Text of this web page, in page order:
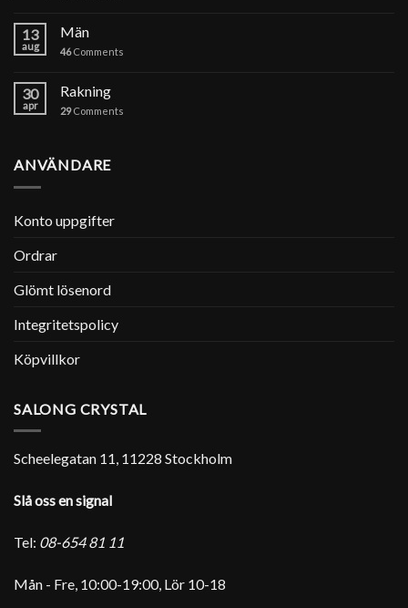
13
aug
Män
46Comments
30
apr
Rakning
29Comments
ANVÄNDARE
Konto uppgifter
Ordrar
Glömt lösenord
Integritetspolicy
Köpvillkor
SALONG CRYSTAL
Scheelegatan 11, 11228 Stockholm
Slå oss en signal
Tel: 08-654 81 11
Mån - Fre, 10:00-19:00, Lör 10-18